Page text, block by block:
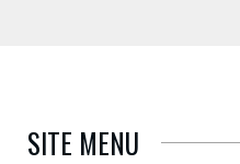
SITE MENU